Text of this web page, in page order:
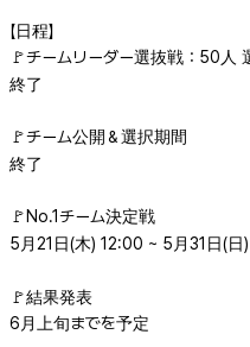
【日程】
🚩チームリーダー選抜戦：50人
終了
🚩チーム公開＆選択期間
終了
🚩No.1チーム決定戦
5月21日(木) 12:00 ~ 5月31日(日
🚩結果発表
6月上旬までを予定